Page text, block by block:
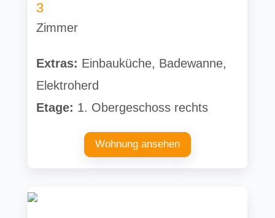
3
Zimmer
Extras: Einbauküche, Badewanne,
Elektroherd
Etage: 1. Obergeschoss rechts
Wohnung ansehen